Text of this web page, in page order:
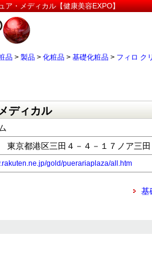
ア・メディカル【健康美容EXPO】
品 > 製品 > 化粧品 > 基礎化粧品 > フィロ ク
ディカル
京都港区三田４－４－１７ノア三
gold/puerariaplaza/all.htm
基